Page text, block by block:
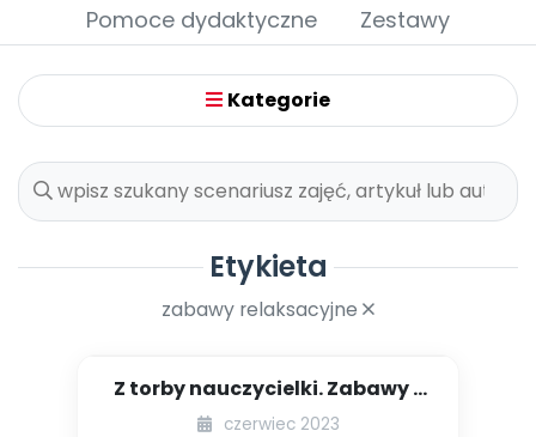
Archiwalne numery
Pomoc
Pomoce dydaktyczne
Zestawy
Kategorie
Etykieta
zabawy relaksacyjne
Z torby nauczycielki. Zabawy z
wykorzystaniem wstążek...
czerwiec 2023